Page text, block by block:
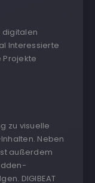
digitalen
Interessierte
Projekte
zu visuelle
Neben
außerdem
DIGIBEAT